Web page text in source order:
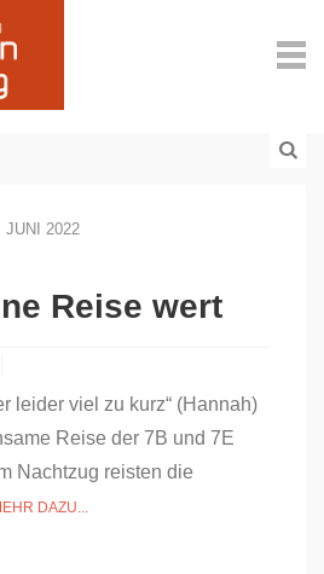
JUNI 2022
Reise wert
leider viel zu kurz“ (Hannah)
Reise der 7B und 7E
Nachtzug reisten die
DAZU...